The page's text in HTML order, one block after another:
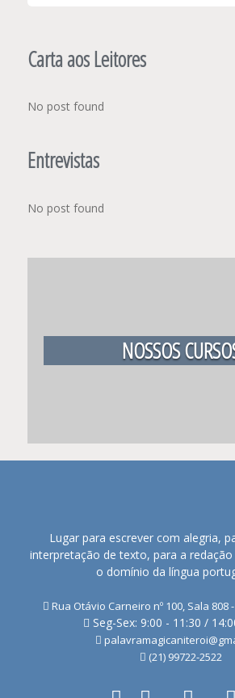
Carta aos Leitores
No post found
Entrevistas
No post found
NOSSOS
Lugar para escrever com alegria,
interpretação de texto, para a
o domínio da língua
Rua Otávio Carneiro nº 100, Sala 808
Seg-Sex: 9:00 - 11:30 /
(21) 99722-2522